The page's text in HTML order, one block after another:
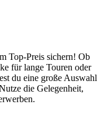
Top-Preis sichern! Ob
für lange Touren oder
du eine große Auswahl
die Gelegenheit,